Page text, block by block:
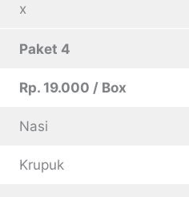
x
Paket 4
Rp. 19.000 / Box
Nasi
Krupuk